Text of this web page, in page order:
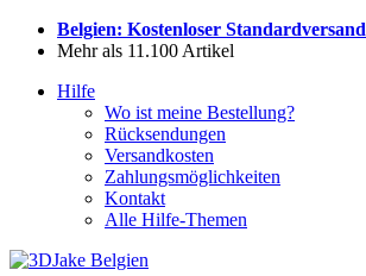
Belgien: Kostenloser Standardversand
Mehr als 11.100 Artikel
Hilfe
Wo ist meine Bestellung?
Rücksendungen
Versandkosten
Zahlungsmöglichkeiten
Kontakt
Alle Hilfe-Themen